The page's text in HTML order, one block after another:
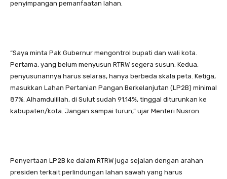
penyimpangan pemanfaatan lahan.
“Saya minta Pak Gubernur mengontrol bupati dan wali kota.
Pertama, yang belum menyusun RTRW segera susun. Kedua,
penyusunannya harus selaras, hanya berbeda skala peta. Ketiga,
masukkan Lahan Pertanian Pangan Berkelanjutan (LP2B) minimal
87%. Alhamdulillah, di Sulut sudah 91,14%, tinggal diturunkan ke
kabupaten/kota. Jangan sampai turun,” ujar Menteri Nusron.
Penyertaan LP2B ke dalam RTRW juga sejalan dengan arahan
presiden terkait perlindungan lahan sawah yang harus